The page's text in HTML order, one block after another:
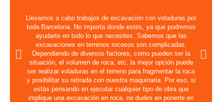
Llevamos a cabo trabajos de excavación con voladuras por
toda Barcelona. No importa donde estés, ya que podremos
ayudarte en todo lo que necesites. Sabemos que las
excavaciones en terrenos rocosos son complicadas.
Dependiendo de diversos factores, como pueden ser la
situación, el volumen de roca, etc. la mejor opción puede
ser realizar voladuras en el terreno para fragmentar la roca
y posibilitar su retirada con nuestra maquinaria. Por eso, si
estás pensando en ejecutar cualquier tipo de obra que
implique una excavación en roca, no dudes en ponerte en